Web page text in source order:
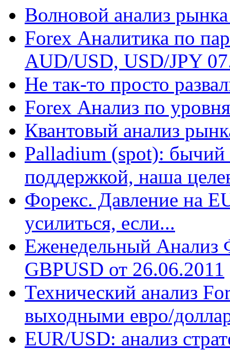
Волновой анализ
Forex Аналитика по
AUD/USD, USD/JPY
Не так-то просто
Forex Анализ по
Квантовый анализ
Palladium (spot): бычий
поддержкой, наша
Форекс. Давление на
усилиться, если...
Еженедельный Анализ
GBPUSD от 26.06.2011
Технический анализ
выходными евро/
EUR/USD: анализ